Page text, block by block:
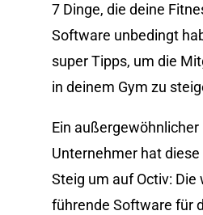
7 Dinge, die deine
Software unbedingt
super Tipps, um die
in deinem Gym zu
Ein außergewöhnlicher
Unternehmer hat
Steig um auf Octiv:
führende Software für